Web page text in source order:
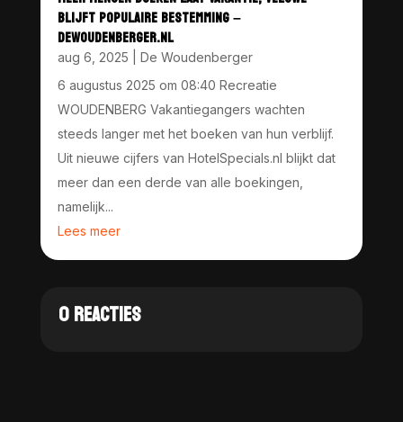
BLIJFT POPULAIRE BESTEMMING –
DEWOUDENBERGER.NL
aug 6, 2025
De Woudenberger
6 augustus 2025 om 08:40 Recreatie
WOUDENBERG Vakantiegangers wachten
steeds langer met het boeken van hun verblijf.
Uit nieuwe cijfers van HotelSpecials.nl blijkt dat
meer dan een derde van alle boekingen,
namelijk...
Lees meer
0 REACTIES